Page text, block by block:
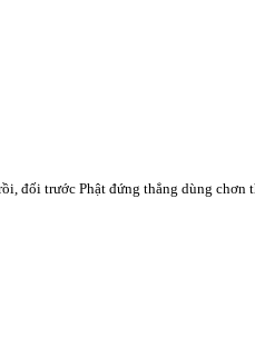
đối trước Phật đứng thẳng dùng